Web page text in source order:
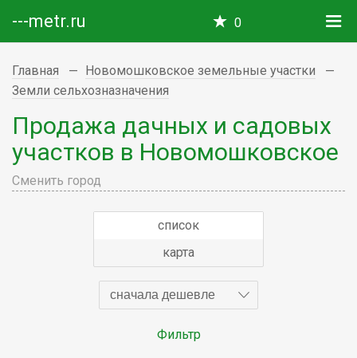
---metr.ru 0
Главная
Новомошковское земельные участки
Земли сельхозназначения
Продажа дачных и садовых
участков в Новомошковское
Сменить город
список
карта
сначала дешевле
Фильтр